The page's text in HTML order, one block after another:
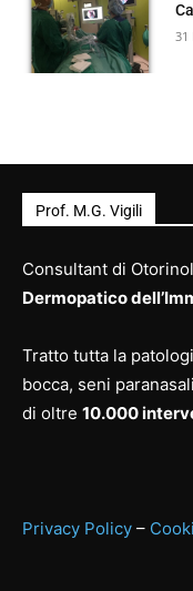
31
Prof. M.G. Vigili
Consultant di
Dermopatico
Tratto tutta la
bocca, seni
di oltre 10.000
Privacy Policy –